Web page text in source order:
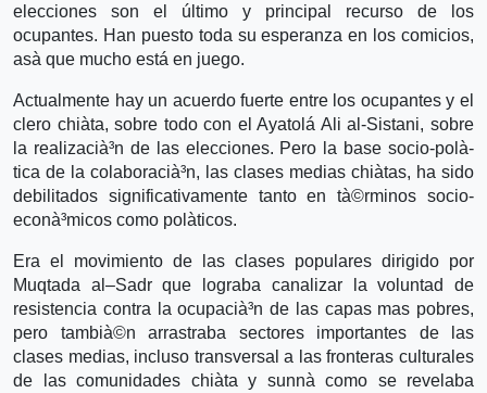
elecciones son el último y principal recurso de los
ocupantes. Han puesto toda su esperanza en los comicios,
asà­ que mucho está en juego.
Actualmente hay un acuerdo fuerte entre los ocupantes y el
clero chià­ta, sobre todo con el Ayatolá Ali al-Sistani, sobre
la realizacià³n de las elecciones. Pero la base socio-polà­
tica de la colaboracià³n, las clases medias chià­tas, ha sido
debilitados significativamente tanto en tà©rminos socio-
econà³micos como polà­ticos.
Era el movimiento de las clases populares dirigido por
Muqtada al–Sadr que lograba canalizar la voluntad de
resistencia contra la ocupacià³n de las capas mas pobres,
pero tambià©n arrastraba sectores importantes de las
clases medias, incluso transversal a las fronteras culturales
de las comunidades chià­ta y sunnà­ como se revelaba